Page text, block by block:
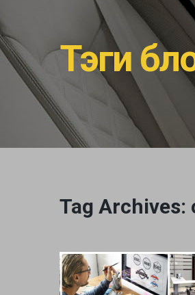
Тэги
Tag Archives: